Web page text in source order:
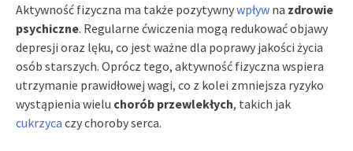
Aktywność fizyczna ma także pozytywnywpływ na zdrowie
psychiczne. Regularne ćwiczenia mogą redukować objawy
depresji oraz lęku, co jest ważne dla poprawy jakości życia
osób starszych. Oprócz tego, aktywność fizyczna wspiera
utrzymanie prawidłowej wagi, co z kolei zmniejsza ryzyko
wystąpienia wielu chorób przewlekłych, takich jak
cukrzyca czy choroby serca.